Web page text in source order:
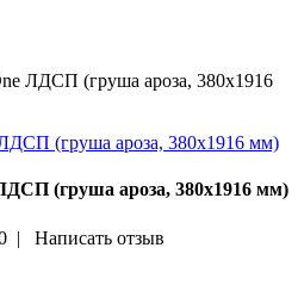
ЛДСП (груша ароза, 380х1916
(груша ароза, 380х1916 мм)
|
Написать отзыв